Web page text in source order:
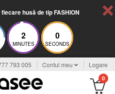
husă de tip FASHION
2
MINUTES
0
SECONDS
793 005 Contul meu Logare
0